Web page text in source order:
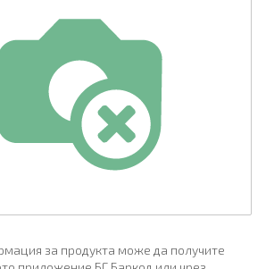
за продукта може да получите